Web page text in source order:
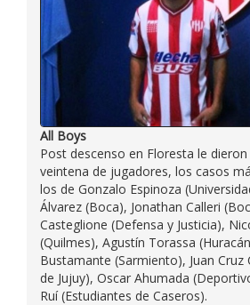
All Boys
Post descenso en Floresta le
veintena de jugadores, los casos
los de Gonzalo Espinoza
Álvarez (Boca), Jonathan Calleri
Casteglione (Defensa y Justicia),
(Quilmes), Agustín Torassa
Bustamante (Sarmiento), Juan Cruz
de Jujuy), Oscar Ahumada
Ruí (Estudiantes de Caseros).